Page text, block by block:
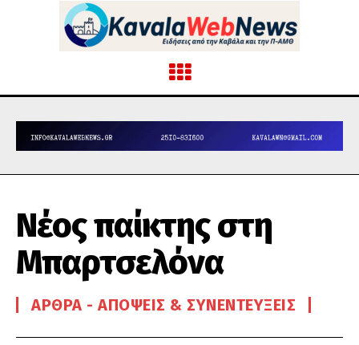
Νέος παίκτης στη
Μπαρτσελόνα
ΆΡΘΡΑ - ΑΠΌΨΕΙΣ & ΣΥΝΕΝΤΕΎΞΕΙΣ